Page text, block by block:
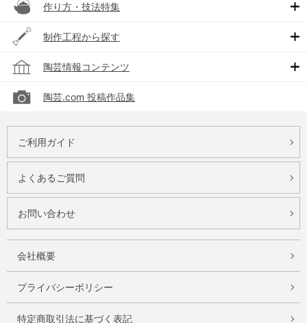
作り方・技法特集
制作工程から探す
陶芸情報コンテンツ
陶芸.com 投稿作品集
ご利用ガイド
よくあるご質問
お問い合わせ
会社概要
プライバシーポリシー
特定商取引法に基づく表記